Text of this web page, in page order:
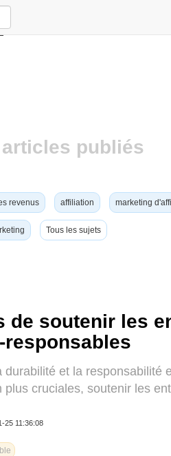
in /home/
publiés
revenus affiliation marketing
Tous les sujets
de soutenir les
durabilité et la responsabilité
plus cruciales, soutenir les
25 11:36:08